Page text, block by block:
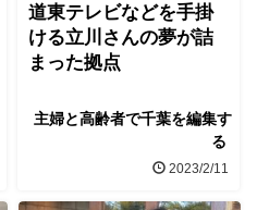
道東テレビなどを手掛
ける立川さんの夢が詰
まった拠点
主婦と高齢者で千葉を編集す
る
2023/2/11